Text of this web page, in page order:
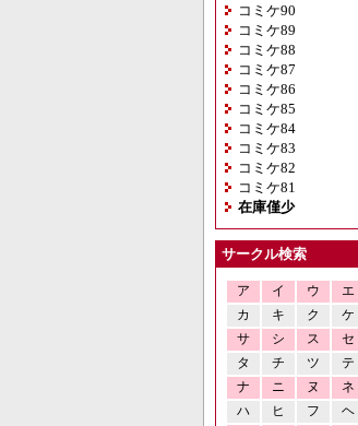
コミケ90
コミケ89
コミケ88
コミケ87
コミケ86
コミケ85
コミケ84
コミケ83
コミケ82
コミケ81
在庫僅少
サークル検索
ア イ ウ エ
カ
キ ク ケ
サ
シ ス セ
タ
チ ツ テ
ナ
ニ ヌ ネ
ハ
ヒ フ ヘ